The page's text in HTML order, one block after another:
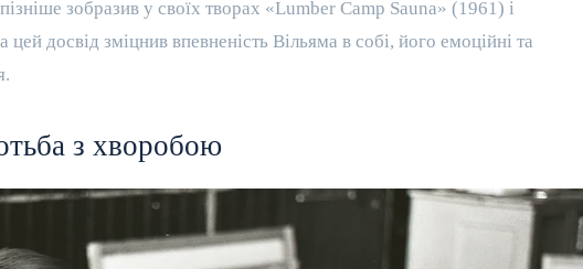
зобразив у своїх творах «Lumber Camp Sauna» (1961) і
досвід зміцнив впевненість Вільяма в собі, його емоційні та
з хворобою